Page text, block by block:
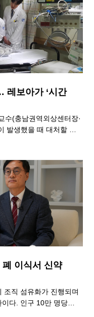
레보아가 ‘시간
수(충남권역외상센터장·
발생했을 때 대처할 수
교육하고 있다.
혈관을 통해 의료용
막는 장면이 등장한다.
다. 극 중에서는
에서는 환자의 생사를
같은
이식서 신약
조직 섬유화가 진행되며
다. 인구 10만 명당
른기침과 호흡곤란,